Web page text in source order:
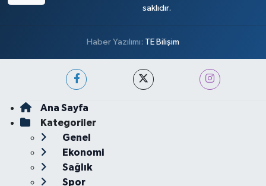
saklıdır.
Haber Yazılımı: TE Bilişim
Ana Sayfa
Kategoriler
Genel
Ekonomi
Sağlık
Spor